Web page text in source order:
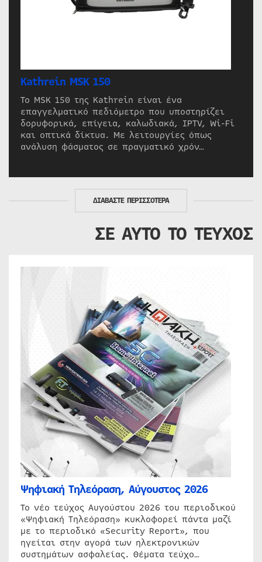
Kathrein MSK 150
Το MSK 150 της Kathrein είναι ένα
επαγγελματικό πεδιόμετρο που υποστηρίζει
δορυφορικά, επίγεια, καλωδιακά, IPTV, Wi-Fi
και οπτικά δίκτυα. Με λειτουργίες όπως
ανάλυση φάσματος σε πραγματικό χρόν…
ΔΙΑΒΑΣΤΕ ΠΕΡΙΣΣΟΤΕΡΑ
ΣΕ ΑΥΤΟ ΤΟ ΤΕΥΧΟΣ
Ψηφιακή Τηλεόραση, Αύγουστος 2026
Το νέο τεύχος Αυγούστου 2026 του περιοδικού
«Ψηφιακή Τηλεόραση» κυκλοφορεί πάντα μαζί
με το περιοδικό «Security Report», που
ηγείται στην αγορά των ηλεκτρονικών
συστημάτων ασφαλείας. Θέματα τεύχο…